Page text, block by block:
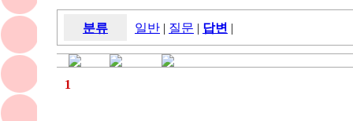
분류 일반 | 질문 | 답변 |
1